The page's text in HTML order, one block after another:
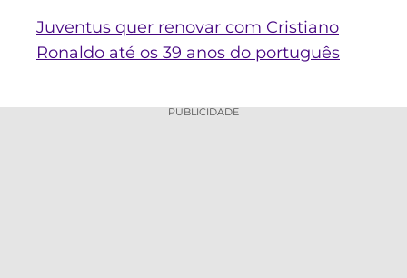
Juventus quer renovar com Cristiano
Ronaldo até os 39 anos do português
PUBLICIDADE